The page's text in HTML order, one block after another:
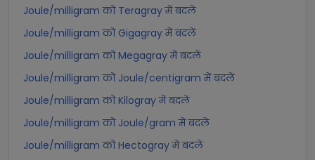
Joule/milligram को Teragray में बदलें
Joule/milligram को Gigagray में बदलें
Joule/milligram को Megagray में बदलें
Joule/milligram को Joule/centigram में बदलें
Joule/milligram को Kilogray में बदलें
Joule/milligram को Joule/gram में बदलें
Joule/milligram को Hectogray में बदलें